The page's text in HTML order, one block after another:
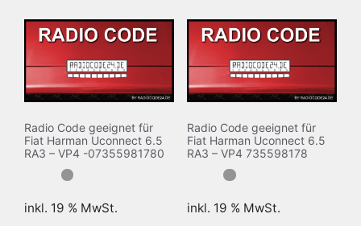
Radio Code geeignet für
Fiat Harman Uconnect 6.5
RA3 – VP4 -07355981780
inkl. 19 % MwSt.
Radio Code geeignet für
Fiat Harman Uconnect 6.5
RA3 – VP4 735598178
inkl. 19 % MwSt.